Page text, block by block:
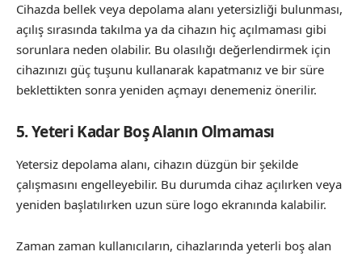
Cihazda bellek veya depolama alanı yetersizliği bulunması,
açılış sırasında takılma ya da cihazın hiç açılmaması gibi
sorunlara neden olabilir. Bu olasılığı değerlendirmek için
cihazınızı güç tuşunu kullanarak kapatmanız ve bir süre
beklettikten sonra yeniden açmayı denemeniz önerilir.
5. Yeteri Kadar Boş Alanın Olmaması
Yetersiz depolama alanı, cihazın düzgün bir şekilde
çalışmasını engelleyebilir. Bu durumda cihaz açılırken veya
yeniden başlatılırken uzun süre logo ekranında kalabilir.
Zaman zaman kullanıcıların, cihazlarında yeterli boş alan